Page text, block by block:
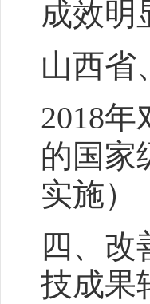
成效明
山西省
2018
的国家
实施）
四、
技成果